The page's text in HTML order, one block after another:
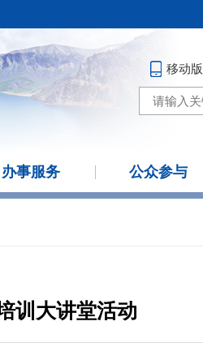
移动版
办事服务 公众参与
训大讲堂活动